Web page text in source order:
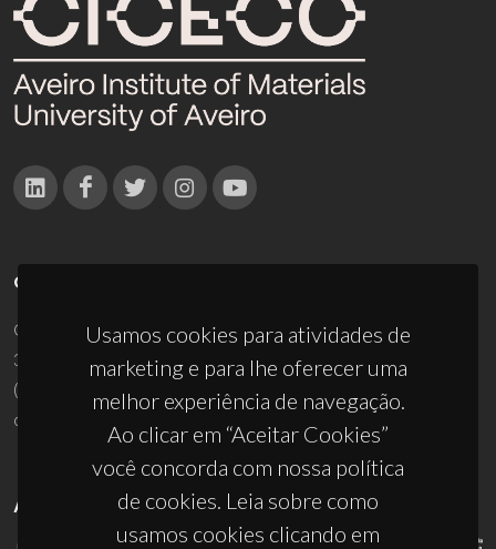
Usamos cookies para atividades de
marketing e para lhe oferecer uma
melhor experiência de navegação.
Ao clicar em “Aceitar Cookies”
você concorda com nossa política
de cookies. Leia sobre como
usamos cookies clicando em
CONTACTOS
Campus Universitário de Santiago
3810-193 Aveiro - Portugal
(+351) 234 370 200
ciceco@ua.pt
APOIOS